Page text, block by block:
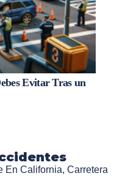
Evitar Tras un
En California, Carretera